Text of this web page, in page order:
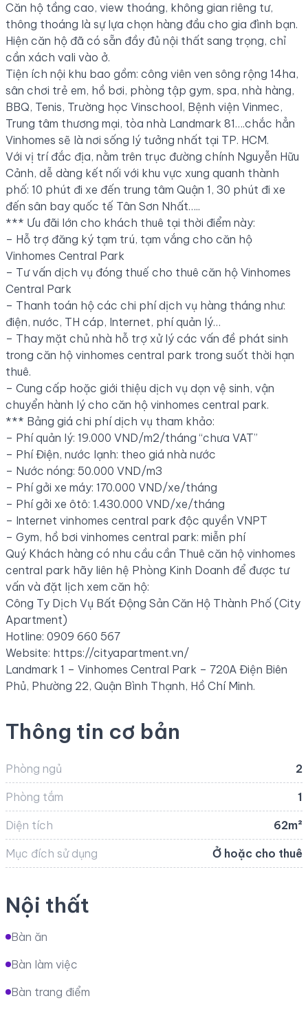
Căn hộ tầng cao, view thoáng, không gian riêng tư,
thông thoáng là sự lựa chọn hàng đầu cho gia đình bạn.
Hiện căn hộ đã có sẵn đầy đủ nội thất sang trọng, chỉ
cần xách vali vào ở.
Tiện ích nội khu bao gồm: công viên ven sông rộng 14ha,
sân chơi trẻ em, hồ bơi, phòng tập gym, spa, nhà hàng,
BBQ, Tenis, Trường học Vinschool, Bệnh viện Vinmec,
Trung tâm thương mại, tòa nhà Landmark 81….chắc hẳn
Vinhomes sẽ là nơi sống lý tưởng nhất tại TP. HCM.
Với vị trí đắc địa, nằm trên trục đường chính Nguyễn Hữu
Cảnh, dễ dàng kết nối với khu vực xung quanh thành
phố: 10 phút đi xe đến trung tâm Quận 1, 30 phút đi xe
đến sân bay quốc tế Tân Sơn Nhất…..
*** Ưu đãi lớn cho khách thuê tại thời điểm này:
– Hỗ trợ đăng ký tạm trú, tạm vắng cho căn hộ
Vinhomes Central Park
– Tư vấn dịch vụ đóng thuế cho thuê căn hộ Vinhomes
Central Park
– Thanh toán hộ các chi phí dịch vụ hàng tháng như:
điện, nước, TH cáp, Internet, phí quản lý…
– Thay mặt chủ nhà hỗ trợ xử lý các vấn đề phát sinh
trong căn hộ vinhomes central park trong suốt thời hạn
thuê.
– Cung cấp hoặc giới thiệu dịch vụ dọn vệ sinh, vận
chuyển hành lý cho căn hộ vinhomes central park.
*** Bảng giá chi phí dịch vụ tham khảo:
– Phí quản lý: 19.000 VND/m2/tháng “chưa VAT”
– Phí Điện, nước lạnh: theo giá nhà nước
– Nước nóng: 50.000 VND/m3
– Phí gởi xe máy: 170.000 VND/xe/tháng
– Phí gởi xe ôtô: 1.430.000 VND/xe/tháng
– Internet vinhomes central park độc quyền VNPT
– Gym, hồ bơi vinhomes central park: miễn phí
Quý Khách hàng có nhu cầu cần Thuê căn hộ vinhomes
central park hãy liên hệ Phòng Kinh Doanh để được tư
vấn và đặt lịch xem căn hộ:
Công Ty Dịch Vụ Bất Động Sản Căn Hộ Thành Phố (City
Apartment)
Hotline: 0909 660 567
Website: https://cityapartment.vn/
Landmark 1 – Vinhomes Central Park – 720A Điện Biên
Phủ, Phường 22, Quận Bình Thạnh, Hồ Chí Minh.
Thông tin cơ bản
Phòng ngủ 2
Phòng tắm 1
Diện tích 62m²
Mục đích sử dụng Ở hoặc cho thuê
Nội thất
Bàn ăn
Bàn làm việc
Bàn trang điểm